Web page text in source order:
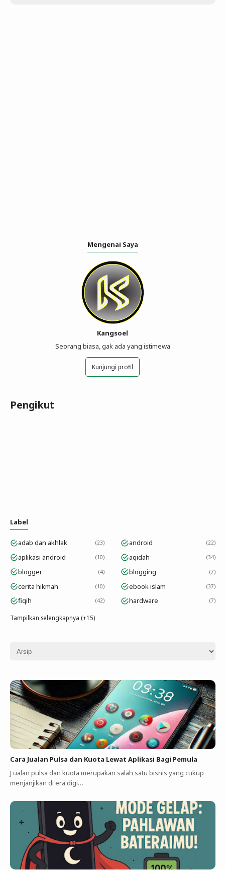
Mengenai Saya
Kangsoel
Seorang biasa, gak ada yang istimewa
Kunjungi profil
Pengikut
Label
adab dan akhlak 23 android 22
aplikasi android 10 aqidah 34
blogger 4 blogging 7
cerita hikmah 10 ebook islam 37
fiqih 42 hardware 7
Tampilkan selengkapnya (+15)
Cara Jualan Pulsa dan Kuota Lewat Aplikasi Bagi Pemula
J ualan pulsa dan kuota merupakan salah satu bisnis yang cukup
menjanjikan di era digi…